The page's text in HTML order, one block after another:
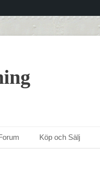
Köp och Sälj